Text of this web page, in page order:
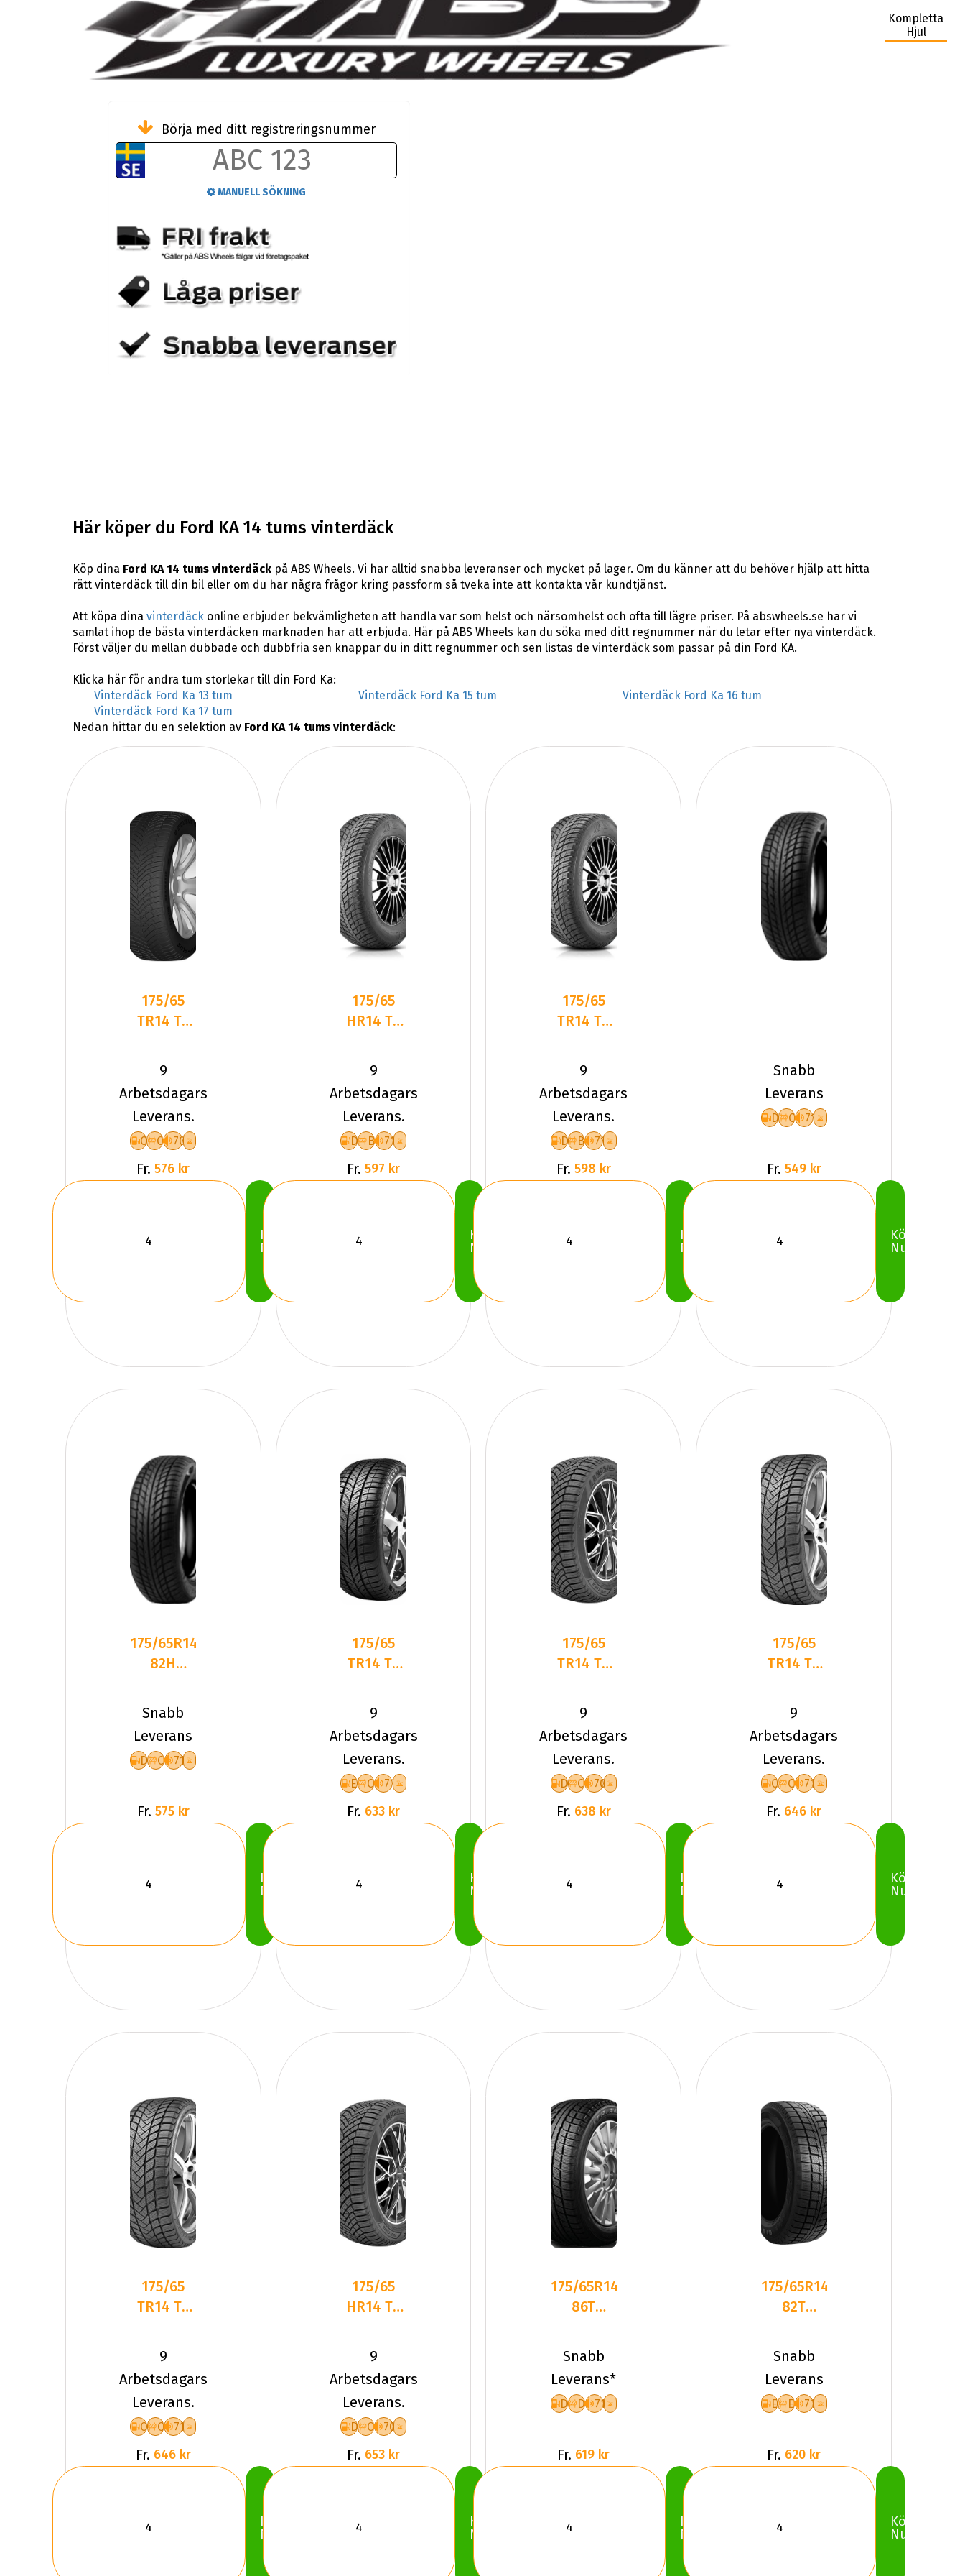
Kompletta
Hjul
Börja med ditt registreringsnummer
MANUELL SÖKNING
Här köper du Ford KA 14 tums vinterdäck
Köp dina Ford KA 14 tums vinterdäckpå ABS Wheels. Vi har alltid snabba leveranser och mycket på lager. Om du känner att du behöver hjälp att hitta
rätt vinterdäck till din bil eller om du har några frågor kring passform så tveka inte att kontakta vår kundtjänst.
Att köpa dina vinterdäckonline erbjuder bekvämligheten att handla var som helst och närsomhelst och ofta till lägre priser. På abswheels.se har vi
samlat ihop de bästa vinterdäcken marknaden har att erbjuda. Här på ABS Wheels kan du söka med ditt regnummer när du letar efter nya vinterdäck.
Först väljer du mellan dubbade och dubbfria sen knappar du in ditt regnummer och sen listas de vinterdäck som passar på din Ford KA.
Klicka här för andra tum storlekar till din Ford Ka:
Vinterdäck Ford Ka 13 tum
Vinterdäck Ford Ka 15 tum
Vinterdäck Ford Ka 16 tum
Vinterdäck Ford Ka 17 tum
Nedan hittar du en selektion av Ford KA 14 tums vinterdäck:
175/65
TR14 TL
PLUS
9
Arbetsdagars
Leverans.
C C 70
Fr. 576 kr
Köp
Nu
175/65
HR14 TL
RGAS02
XL
9
Arbetsdagars
Leverans.
D B 71
Fr. 597 kr
Köp
Nu
175/65
TR14 TL
RGAS02
9
Arbetsdagars
Leverans.
D B 71
Fr. 598 kr
Köp
Nu
Snabb
Leverans
D C 71
Fr. 549 kr
Köp
Nu
175/65R14
82H
SW608
PCRW
Snabb
Leverans
D C 71
Fr. 575 kr
Köp
Nu
175/65
TR14 TL
4-
SEASON
9
Arbetsdagars
Leverans.
E C 71
Fr. 633 kr
Köp
Nu
175/65
TR14 TL
LANDSAIL
4-
SEASONS
3
9
Arbetsdagars
Leverans.
D C 70
Fr. 638 kr
Köp
Nu
175/65
TR14 TL
LANDSAIL
W.LANDER
NORDIC
9
Arbetsdagars
Leverans.
C C 71
Fr. 646 kr
Köp
Nu
175/65
TR14 TL
LANDSAIL
W.LANDER
NORDIC
9
Arbetsdagars
Leverans.
C C 71
Fr. 646 kr
Köp
Nu
175/65
HR14 TL
LANDSAIL
4-
SEASONS
3 XL
9
Arbetsdagars
Leverans.
D C 70
Fr. 653 kr
Köp
Nu
175/65R14
86T
Snow
TR777
Snabb
Leverans*
D D 71
Fr. 619 kr
Köp
Nu
175/65R14
82T
SW618
PCRW
Snabb
Leverans
E E 71
Fr. 620 kr
Köp
Nu